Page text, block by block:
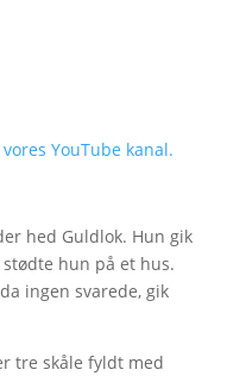
YouTube kanal.
hed Guldlok. Hun gik
hun på et hus.
ingen svarede, gik
tre skåle fyldt med